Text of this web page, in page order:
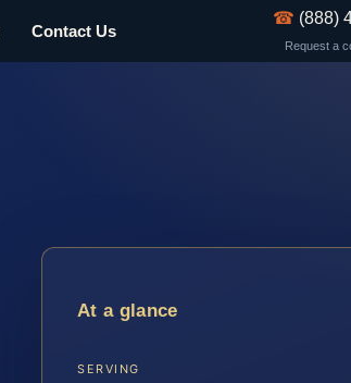
Contact Us
☎ (888)
Request a
At a glance
SERVING